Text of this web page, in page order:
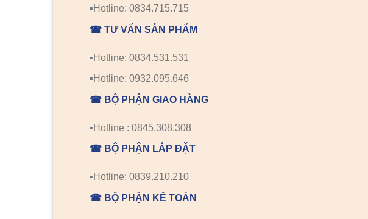
▪️Hotline: 0834.715.715
☎ TƯ VẤN SẢN PHẨM
▪️Hotline: 0834.531.531
▪️Hotline: 0932.095.646
☎ BỘ PHẬN GIAO HÀNG
▪️Hotline : 0845.308.308
☎ BỘ PHẬN LẮP ĐẶT
▪️Hotline: 0839.210.210
☎ BỘ PHẬN KẾ TOÁN